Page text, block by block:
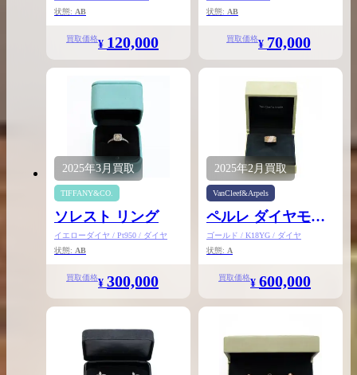
状態: AB
買取価格¥ 120,000
状態: AB
買取価格¥ 70,000
2025年3月 買取
TIFFANY&CO.
ソレスト リング
イエローダイヤ / Pt950 / ダイヤ
状態: AB
買取価格¥ 300,000
2025年2月買取
VanCleef&Arpels
ペルレ ダイヤモン
ド リング 5連
ゴールド / K18YG / ダイヤ
状態: A
買取価格¥ 600,000